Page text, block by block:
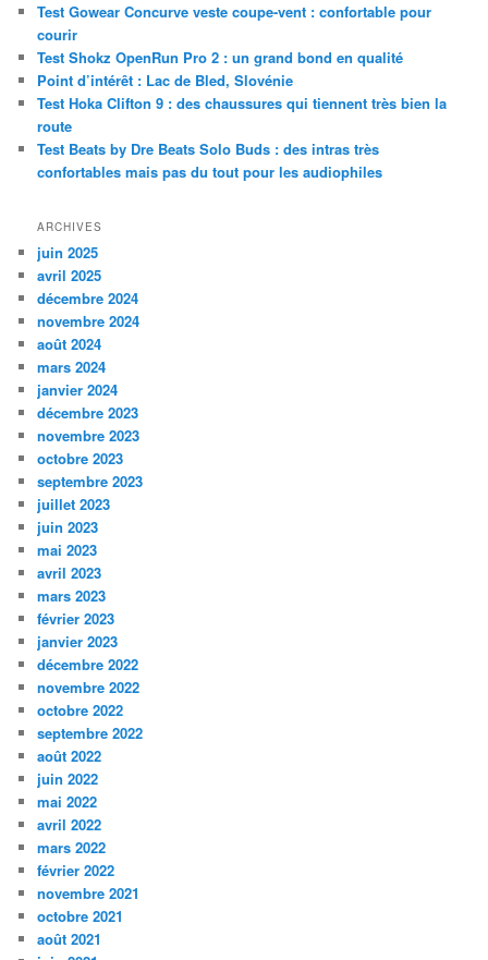
r
c
h
e
Test Gowear Concurve veste coupe-vent : confortable pour
courir
Test Shokz OpenRun Pro 2 : un grand bond en qualité
Point d’intérêt : Lac de Bled, Slovénie
Test Hoka Clifton 9 : des chaussures qui tiennent très bien la
route
Test Beats by Dre Beats Solo Buds : des intras très
confortables mais pas du tout pour les audiophiles
ARCHIVES
juin 2025
avril 2025
décembre 2024
novembre 2024
août 2024
mars 2024
janvier 2024
décembre 2023
novembre 2023
octobre 2023
septembre 2023
juillet 2023
juin 2023
mai 2023
avril 2023
mars 2023
février 2023
janvier 2023
décembre 2022
novembre 2022
octobre 2022
septembre 2022
août 2022
juin 2022
mai 2022
avril 2022
mars 2022
février 2022
novembre 2021
octobre 2021
août 2021